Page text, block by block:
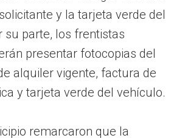
y la tarjeta verde del
su parte, los frentistas
presentar fotocopias del
alquiler vigente, factura de
y tarjeta verde del vehículo.
remarcaron que la